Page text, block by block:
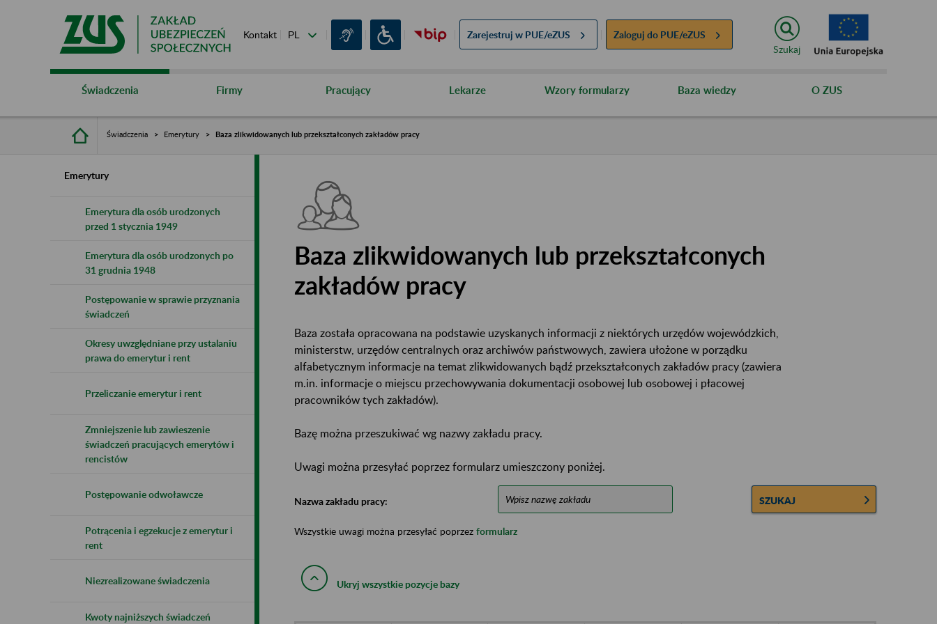
Kontakt Zarejestruj w PUE/eZUS Zaloguj do PUE/eZUS
Szukaj
Świadczenia Firmy Pracujący Lekarze Wzory formularzy Baza wiedzy O ZUS
Świadczenia Emerytury Baza zlikwidowanych lub przekształconych zakładów pracy
Emerytury
Emerytura dla osób urodzonych
przed 1 stycznia 1949
Emerytura dla osób urodzonych po
31 grudnia 1948
Postępowanie w sprawie przyznania
świadczeń
Okresy uwzględniane przy ustalaniu
prawa do emerytur i rent
Przeliczanie emerytur i rent
Zmniejszenie lub zawieszenie
świadczeń pracujących emerytów i
rencistów
Postępowanie odwoławcze
Potrącenia i egzekucje z emerytur i
rent
Niezrealizowane świadczenia
Kwoty najniższych świadczeń
Baza zlikwidowanych lub przekształconych
zakładów pracy
Baza została opracowana na podstawie uzyskanych informacji z niektórych urzędów wojewódzkich,
ministerstw, urzędów centralnych oraz archiwów państwowych, zawiera ułożone w porządku
alfabetycznym informacje na temat zlikwidowanych bądź przekształconych zakładów pracy (zawiera
m.in. informacje o miejscu przechowywania dokumentacji osobowej lub osobowej i płacowej
pracowników tych zakładów).
Bazę można przeszukiwać wg nazwy zakładu pracy.
Uwagi można przesyłać poprzez formularz umieszczony poniżej.
Nazwa zakładu pracy: SZUKAJ
Wszystkie uwagi można przesyłać poprzez formularz
Ukryj wszystkie pozycje bazy